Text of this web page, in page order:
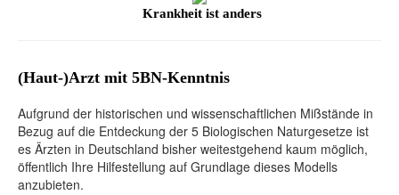
Krankheit ist anders
(Haut-)Arzt mit 5BN-Kenntnis
Aufgrund der historischen und wissenschaftlichen Mißstände in
Bezug auf die Entdeckung der 5 Biologischen Naturgesetze ist
es Ärzten in Deutschland bisher weitestgehend kaum möglich,
öffentlich Ihre Hilfestellung auf Grundlage dieses Modells
anzubieten.